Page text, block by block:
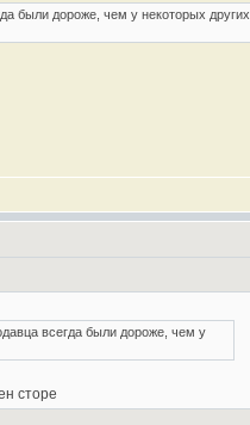
были дороже, чем у некоторых других
всегда были дороже, чем у
сторе